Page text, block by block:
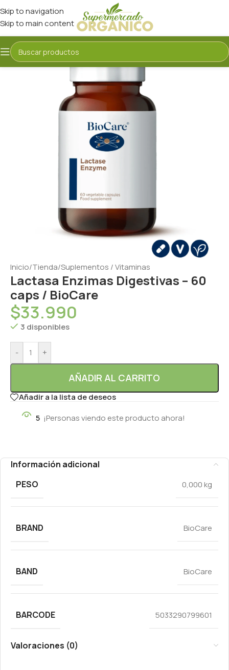
Skip to navigation
Skip to main content
Inicio/Tienda/Suplementos / Vitaminas
Lactasa Enzimas Digestivas – 60
caps / BioCare
$33.990
3 disponibles
- +
AÑADIR AL CARRITO
Añadir a la lista de deseos
5 ¡Personas viendo este producto ahora!
Información adicional
PESO
0,000 kg
BRAND BioCare
BAND BioCare
BARCODE 5033290799601
Valoraciones (0)